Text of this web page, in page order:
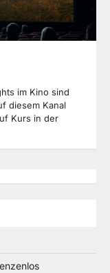
im Kino sind
diesem Kanal
Kurs in der